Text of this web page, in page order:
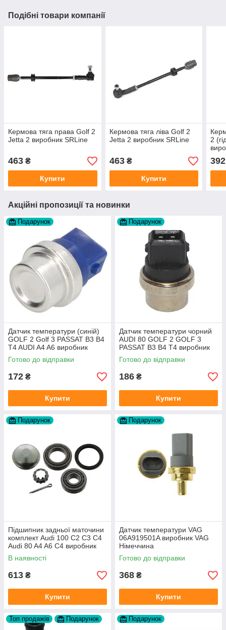
Подібні товари компанії
Кермова тяга права Golf 2
Jetta 2 виробник SRLine
463 ₴
Купити
Кермова тяга ліва Golf 2
Jetta 2 виробник SRLine
463₴
Купити
2
392
Акційні пропозиції та новинки
Подарунок
Датчик температури (синій)
GOLF 2 Golf 3 PASSAT B3 B4
T4 AUDI A4 A6 виробник
Topran Німеччина
Готово до відправки
172 ₴
Купити
Подарунок
Датчик температури чорний
AUDI 80 GOLF 2 GOLF 3
PASSAT B3 B4 T4 виробник
TOPRAN Німеччина
Готово до відправки
186 ₴
Купити
Подарунок
Підшипник задньої маточини
комплект Audi 100 C2 C3 C4
Audi 80 A4 A6 C4 виробник
FAG
В наявності
613 ₴
Купити
Подарунок
Датчик температури VAG
06A919501A виробник VAG
Німеччина
Готово до відправки
368 ₴
Купити
Топ продажів Подарунок Подарунок